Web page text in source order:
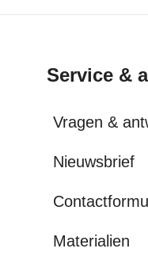
Service &
Vragen &
Nieuwsbrief
Materialien